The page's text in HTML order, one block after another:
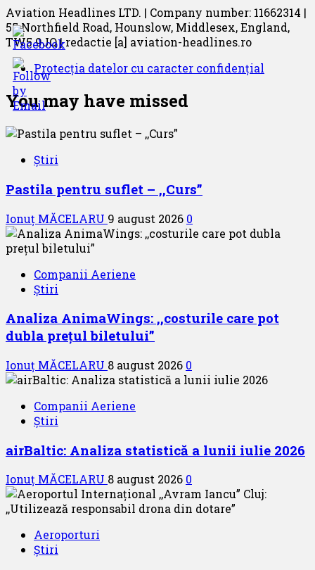
Aviation Headlines LTD. | Company number: 11662314 |
55 Northfield Road, Hounslow, Middlesex, England,
TW5 9JQ | redactie [a] aviation-headlines.ro
Protecția datelor cu caracter confidențial
You may have missed
Știri
Pastila pentru suflet – ,,Curs”
Ionuț MĂCELARU 9 august 2026 0
Companii Aeriene
Știri
Analiza AnimaWings: ,,costurile care pot
dubla prețul biletului”
Ionuț MĂCELARU 8 august 2026 0
Companii Aeriene
Știri
airBaltic: Analiza statistică a lunii iulie 2026
Ionuț MĂCELARU 8 august 2026 0
Aeroporturi
Știri